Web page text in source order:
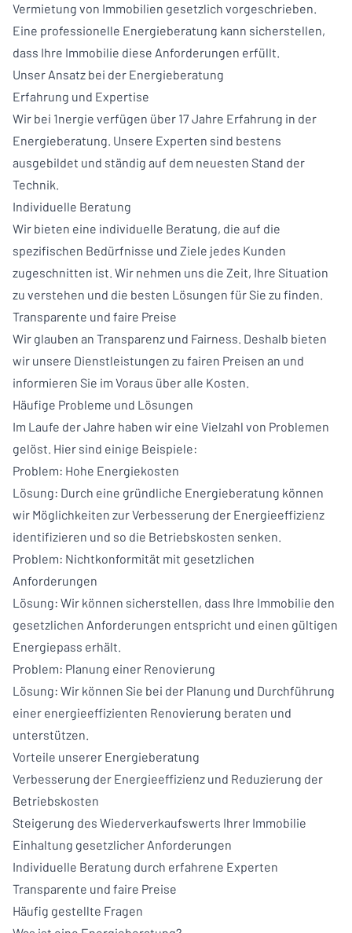
Vermietung von Immobilien gesetzlich vorgeschrieben.
Eine professionelle Energieberatung kann sicherstellen,
dass Ihre Immobilie diese Anforderungen erfüllt.
Unser Ansatz bei der Energieberatung
Erfahrung und Expertise
Wir bei 1nergie verfügen über 17 Jahre Erfahrung in der
Energieberatung. Unsere Experten sind bestens
ausgebildet und ständig auf dem neuesten Stand der
Technik.
Individuelle Beratung
Wir bieten eine individuelle Beratung, die auf die
spezifischen Bedürfnisse und Ziele jedes Kunden
zugeschnitten ist. Wir nehmen uns die Zeit, Ihre Situation
zu verstehen und die besten Lösungen für Sie zu finden.
Transparente und faire Preise
Wir glauben an Transparenz und Fairness. Deshalb bieten
wir unsere Dienstleistungen zu fairen Preisen an und
informieren Sie im Voraus über alle Kosten.
Häufige Probleme und Lösungen
Im Laufe der Jahre haben wir eine Vielzahl von Problemen
gelöst. Hier sind einige Beispiele:
Problem: Hohe Energiekosten
Lösung: Durch eine gründliche Energieberatung können
wir Möglichkeiten zur Verbesserung der Energieeffizienz
identifizieren und so die Betriebskosten senken.
Problem: Nichtkonformität mit gesetzlichen
Anforderungen
Lösung: Wir können sicherstellen, dass Ihre Immobilie den
gesetzlichen Anforderungen entspricht und einen gültigen
Energiepass erhält.
Problem: Planung einer Renovierung
Lösung: Wir können Sie bei der Planung und Durchführung
einer energieeffizienten Renovierung beraten und
unterstützen.
Vorteile unserer Energieberatung
Verbesserung der Energieeffizienz und Reduzierung der
Betriebskosten
Steigerung des Wiederverkaufswerts Ihrer Immobilie
Einhaltung gesetzlicher Anforderungen
Individuelle Beratung durch erfahrene Experten
Transparente und faire Preise
Häufig gestellte Fragen